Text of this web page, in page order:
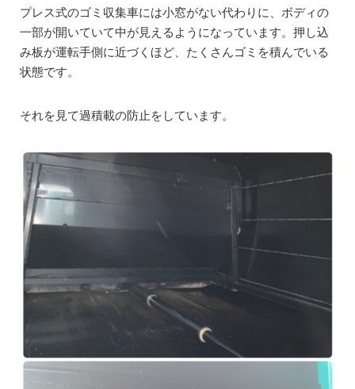
プレス式のゴミ収集車には小窓がない代わりに、ボディの
一部が開いていて中が見えるようになっています。押し込
み板が運転手側に近づくほど、たくさんゴミを積んでいる
状態です。
それを見て過積載の防止をしています。